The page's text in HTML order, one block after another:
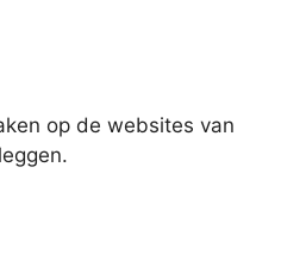
op de websites van